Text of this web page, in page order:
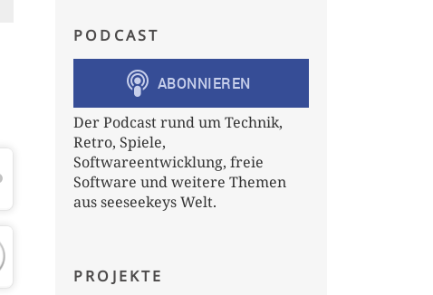
PODCAST
Der Podcast rund um Technik,
Retro, Spiele,
Softwareentwicklung, freie
Software und weitere Themen
aus seeseekeys Welt.
PROJEKTE